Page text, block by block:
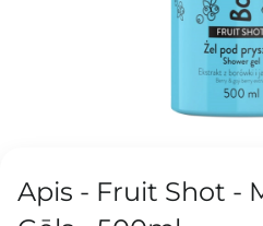
Apis - Fruit Shot -